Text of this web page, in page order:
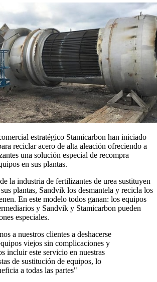
estratégico Stamicarbon han iniciado
reciclar acero de alta aleación ofreciendo a
una solución especial de recompra
en sus plantas.
la industria de fertilizantes de urea sustituyen
plantas, Sandvik los desmantela y recicla los
En este modelo todos ganan: los equipos
y Sandvik y Stamicarbon pueden
especiales.
a nuestros clientes a deshacerse
viejos sin complicaciones y
incluir este servicio en nuestras
de sustitución de equipos, lo
a todas las partes"